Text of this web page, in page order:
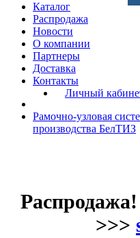
Каталог
Распродажа
Новости
О компании
Партнеры
Доставка
Контакты
Личный
Рамочно-узловая
производства БелТИЗ
>>>